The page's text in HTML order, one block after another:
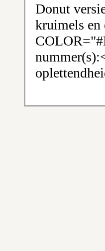
Donut
kruimels en